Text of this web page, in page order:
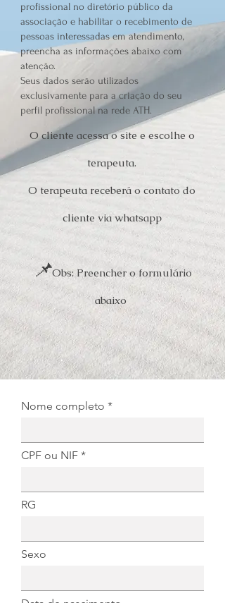
profissional no diretório público da
associação e habilitar o recebimento de
pessoas interessadas em atendimento,
preencha as informações abaixo com
atenção.
Seus dados serão utilizados
exclusivamente para a criação do seu
perfil profissional na rede ATH.
O cliente acessa o site e escolhe o
terapeuta.
O terapeuta receberá o contato do
cliente via whatsapp
📌Obs: Preencher o formulário
abaixo
Nome completo
CPF ou NIF
RG
Sexo